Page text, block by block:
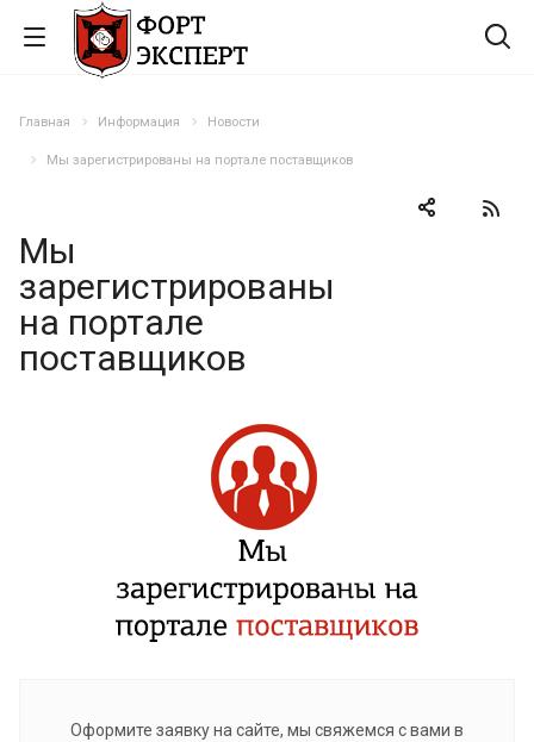
Главная Информация Новости
Мы зарегистрированы на портале поставщиков
Мы
зарегистрированы
на портале
поставщиков
Оформите заявку на сайте, мы свяжемся с вами в